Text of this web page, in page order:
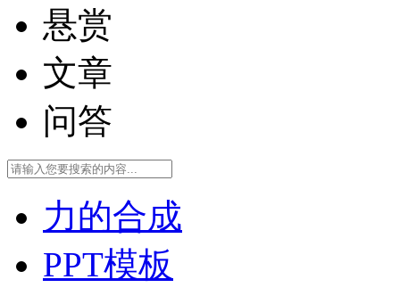
悬赏
文章
问答
力的合成
PPT模板